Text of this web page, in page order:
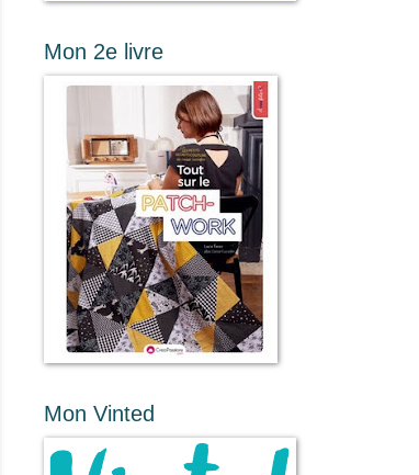
Mon 2e livre
Mon Vinted